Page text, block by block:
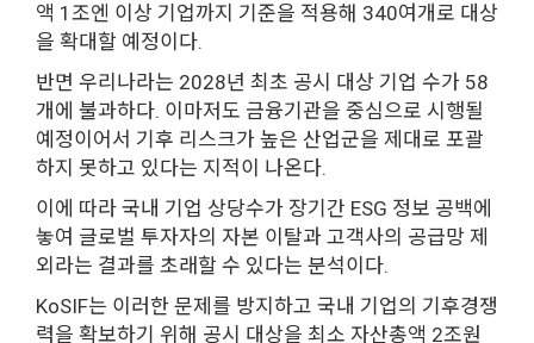
액 1조엔 이상 기업까지 기준을 적용해 340여개로 대상
을 확대할 예정이다.
반면 우리나라는 2028년 최초 공시 대상 기업 수가 58
개에 불과하다. 이마저도 금융기관을 중심으로 시행될
예정이어서 기후 리스크가 높은 산업군을 제대로 포괄
하지 못하고 있다는 지적이 나온다.
이에 따라 국내 기업 상당수가 장기간 ESG 정보 공백에
놓여 글로벌 투자자의 자본 이탈과 고객사의 공급망 제
외라는 결과를 초래할 수 있다는 분석이다.
KoSIF는 이러한 문제를 방지하고 국내 기업의 기후경쟁
력을 확보하기 위해 공시 대상을 최소 자산총액 2조원